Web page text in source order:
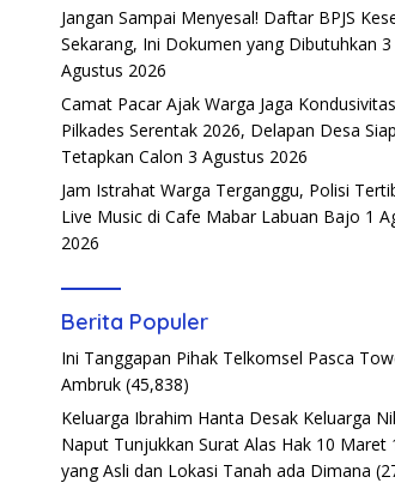
Jangan Sampai Menyesal! Daftar BPJS
Sekarang, Ini Dokumen yang Dibutuhkan 3
Agustus 2026
Camat Pacar Ajak Warga Jaga
Pilkades Serentak 2026, Delapan Desa Siap
Tetapkan Calon 3 Agustus 2026
Jam Istrahat Warga Terganggu, Polisi
Live Music di Cafe Mabar Labuan Bajo 1
2026
Berita Populer
Ini Tanggapan Pihak Telkomsel Pasca
Ambruk (45,838)
Keluarga Ibrahim Hanta Desak Keluarga
Naput Tunjukkan Surat Alas Hak 10 Maret
yang Asli dan Lokasi Tanah ada Dimana